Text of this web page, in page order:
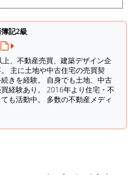
記2級
、不動産売買、建築デザイン企
主に土地や中古住宅の売買契
きを経験。 自身でも土地、中古
経験あり。 2016年より住宅・不
も活動中。 多数の不動産メディ